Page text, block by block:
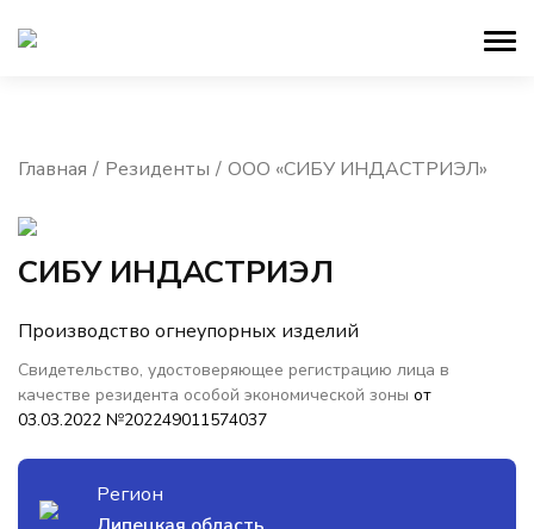
Главная Резиденты ООО «СИБУ ИНДАСТРИЭЛ»
СИБУ ИНДАСТРИЭЛ
Производство огнеупорных изделий
Свидетельство, удостоверяющее регистрацию лица в
качестве резидента особой экономической зоны от
03.03.2022 №202249011574037
Регион